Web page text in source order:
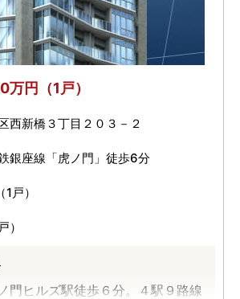
円（1戸）
西新橋３丁目２０３－２
銀座線「虎ノ門」徒歩6分
戸）
）
門ヒルズ駅徒歩６分。４駅９路線